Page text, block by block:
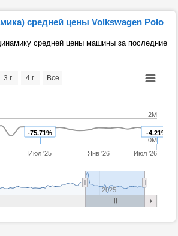
средней цены Volkswagen Polo
средней цены машины за последние
-4.21%
-75.71%
Июл '25 Янв '26 Июл '26
2025
0M
2M
3 г. 4 г. Все